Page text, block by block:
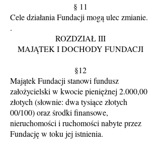
§ 11
Cele działania Fundacji mogą ulec zmianie.
.
ROZDZIAŁ III
MAJĄTEK I DOCHODY FUNDACJI
§12
Majątek Fundacji stanowi fundusz
założycielski w kwocie pieniężnej 2.000,00
złotych (słownie: dwa tysiące złotych
00/100) oraz środki finansowe,
nieruchomości i ruchomości nabyte przez
Fundację w toku jej istnienia.